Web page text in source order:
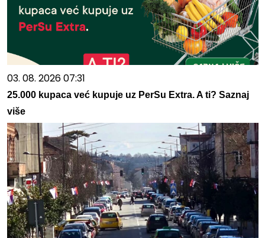
03. 08. 2026 07:31
25.000 kupaca već kupuje uz PerSu Extra. A ti? Saznaj
više